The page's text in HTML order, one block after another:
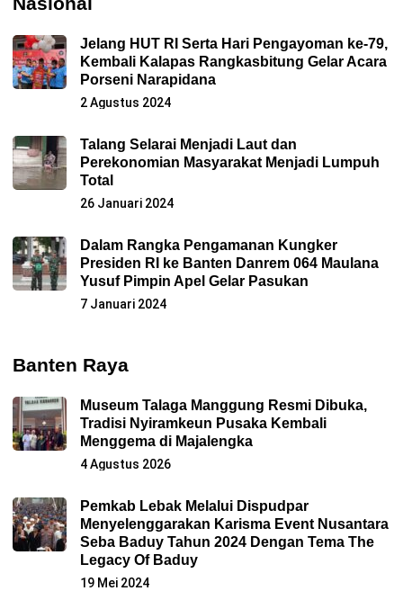
Jelang HUT RI Serta Hari Pengayoman ke-79,
Kembali Kalapas Rangkasbitung Gelar Acara
Porseni Narapidana
2 Agustus 2024
Talang Selarai Menjadi Laut dan
Perekonomian Masyarakat Menjadi Lumpuh
Total
26 Januari 2024
Dalam Rangka Pengamanan Kungker
Presiden RI ke Banten Danrem 064 Maulana
Yusuf Pimpin Apel Gelar Pasukan
7 Januari 2024
Banten Raya
Museum Talaga Manggung Resmi Dibuka,
Tradisi Nyiramkeun Pusaka Kembali
Menggema di Majalengka
4 Agustus 2026
Pemkab Lebak Melalui Dispudpar
Menyelenggarakan Karisma Event Nusantara
Seba Baduy Tahun 2024 Dengan Tema The
Legacy Of Baduy
19 Mei 2024